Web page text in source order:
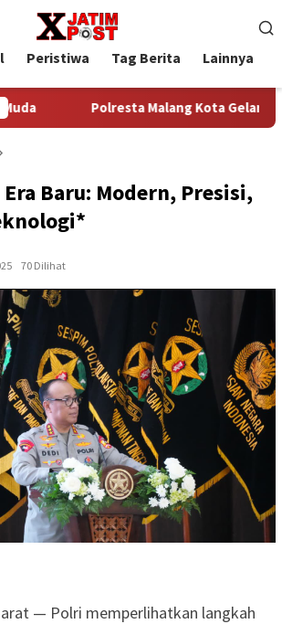
Peristiwa Tag Berita Lainnya
Polresta Malang Kota Gelar Bakkes Ajak
Baru: Modern, Presisi,
70 Dilihat
— Polri memperlihatkan langkah